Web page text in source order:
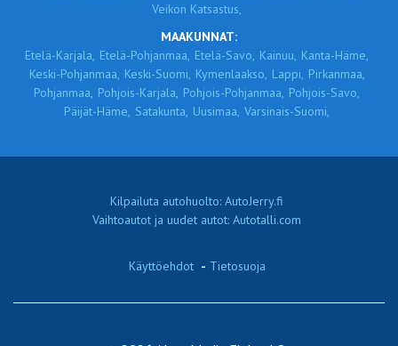
Veikon Katsastus,
MAAKUNNAT:
Etelä-Karjala, Etelä-Pohjanmaa, Etelä-Savo, Kainuu, Kanta-Häme,
Keski-Pohjanmaa, Keski-Suomi, Kymenlaakso, Lappi, Pirkanmaa,
Pohjanmaa, Pohjois-Karjala, Pohjois-Pohjanmaa, Pohjois-Savo,
Päijät-Häme, Satakunta, Uusimaa, Varsinais-Suomi,
Kilpailuta autohuolto: AutoJerry.fi
Vaihtoautot ja uudet autot: Autotalli.com
Käyttöehdot - Tietosuoja